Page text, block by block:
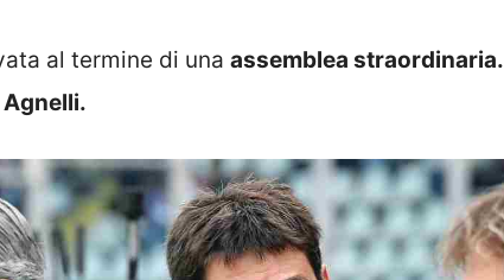
al termine di una assemblea straordinaria.